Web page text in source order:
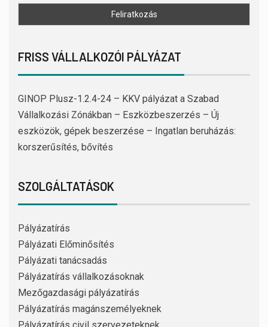
FRISS VÁLLALKOZÓI PÁLYÁZAT
GINOP Plusz-1.2.4-24 – KKV pályázat a Szabad
Vállalkozási Zónákban – Eszközbeszerzés – Új
eszközök, gépek beszerzése – Ingatlan beruházás:
korszerűsítés, bővítés
SZOLGÁLTATÁSOK
Pályázatírás
Pályázati Előminősítés
Pályázati tanácsadás
Pályázatírás vállalkozásoknak
Mezőgazdasági pályázatírás
Pályázatírás magánszemélyeknek